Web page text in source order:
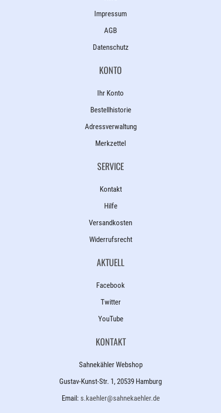
Impressum
AGB
Datenschutz
KONTO
Ihr Konto
Bestellhistorie
Adressverwaltung
Merkzettel
SERVICE
Kontakt
Hilfe
Versandkosten
Widerrufsrecht
AKTUELL
Facebook
Twitter
YouTube
KONTAKT
Sahnekähler Webshop
Gustav-Kunst-Str. 1, 20539 Hamburg
Email: s.kaehler@sahnekaehler.de